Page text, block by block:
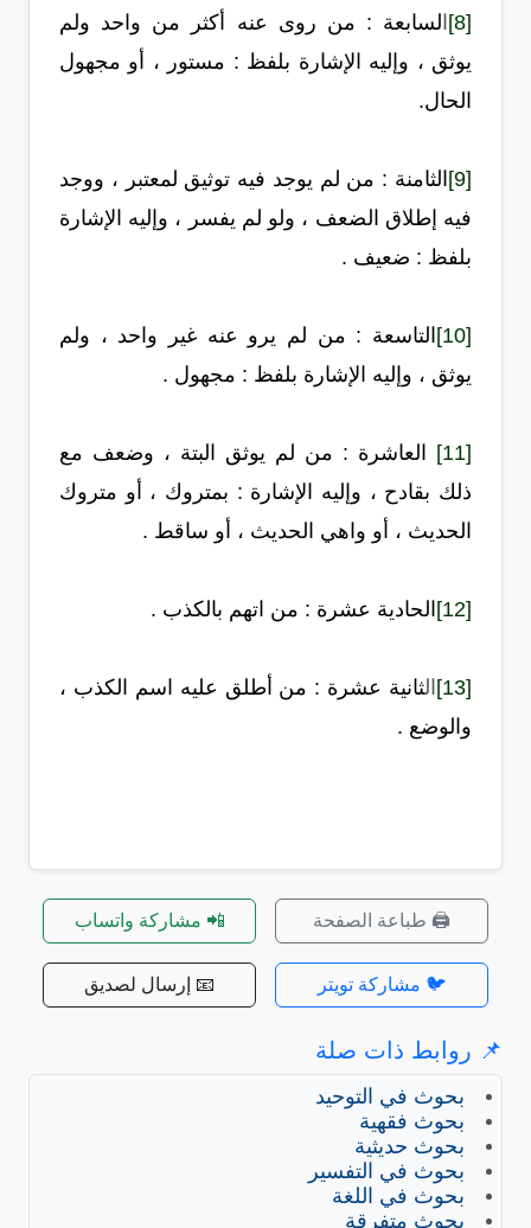
[8]
لسابعة : من روى عنه أكثر من واحد ولم
يوثق ، وإليه الإشارة بلفظ : مستور ، أو مجهول
الحال.
[9] الثامنة : من لم يوجد فيه توثيق لمعتبر ، ووجد
فيه إطلاق الضعف ، ولو لم يفسر ، وإليه الإشارة
بلفظ : ضعيف .
[10] التاسعة : من لم يرو عنه غير واحد ، ولم
يوثق ، وإليه الإشارة بلفظ : مجهول .
[11] العاشرة : من لم يوثق البتة ، وضعف مع
ذلك بقادح ، وإليه الإشارة : بمتروك ، أو متروك
الحديث ، أو واهي الحديث ، أو ساقط .
[12] الحادية عشرة : من اتهم بالكذب .
[13] الثانية عشرة : من أطلق عليه اسم الكذب ،
والوضع .
🖨️ طباعة الصفحة 📲 مشاركة واتساب
🐦 مشاركة تويتر 📧 إرسال لصديق
📌 روابط ذات صلة
بحوث في التوحيد
بحوث فقهية
بحوث حديثية
بحوث في التفسير
بحوث في اللغة
بحوث متفرقة